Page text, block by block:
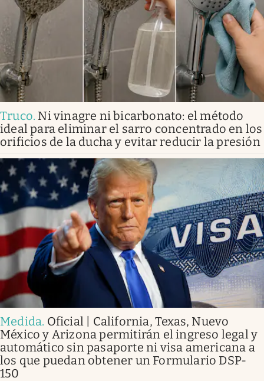
Truco. Ni vinagre ni bicarbonato: el método
ideal para eliminar el sarro concentrado en los
orificios de la ducha y evitar reducir la presión
Medida. Oficial | California, Texas, Nuevo
México y Arizona permitirán el ingreso legal y
automático sin pasaporte ni visa americana a
los que puedan obtener un Formulario DSP-
150